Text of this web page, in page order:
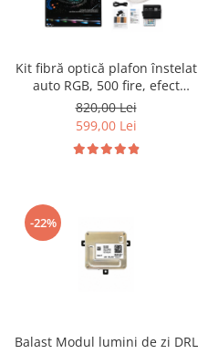
Kit fibră optică plafon înstelat
auto RGB, 500 fire, efect
Twinkle și Meteor, control
Bluetooth prin aplicație
820,00 Lei
599,00 Lei
-22%
Balast Modul lumini de zi DRL